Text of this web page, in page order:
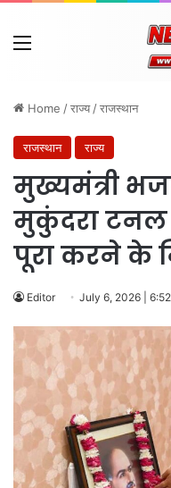
Menu
Home /राज्य /राजस्थान
राजस्थान राज्य
मुख्यमंत्री
मुकुंदरा टनल
पूरा करने के
Editor July 6, 2026 |